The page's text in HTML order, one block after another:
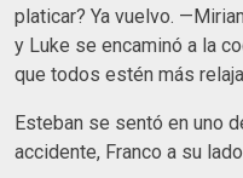
platicar? Ya vuelvo.
y Luke se encaminó a la
que todos estén más
Esteban se sentó en uno
accidente, Franco a su